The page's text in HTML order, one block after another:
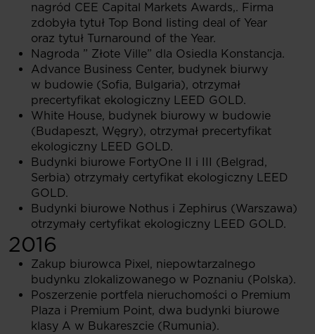
nagród CEE Capital Markets Awards,. Firma
zdobyła tytuł Top Bond listing deal of Year
oraz tytuł Turnaround of the Year.
Nagroda ” Złote Ville” dla Osiedla Konstancja.
Advance Business Center, budynek biurwy
w budowie (Sofia, Bulgaria), otrzymał
precertyfikat ekologiczny LEED GOLD.
White House, budynek biurowy w budowie
(Budapeszt, Węgry), otrzymał precertyfikat
ekologiczny LEED GOLD.
Budynki biurowe FortyOne II i III (Belgrad,
Serbia) otrzymały certyfikat ekologiczny LEED
GOLD.
Budynki biurowe Nothus i Zephirus (Warszawa)
otrzymały certyfikat ekologiczny LEED GOLD.
2016
Zakup biurowca Pixel, niepowtarzalnego
budynku zlokalizowanego w Poznaniu (Polska).
Poszerzenie portfela nieruchomości o Premium
Plaza i Premium Point, dwa budynki biurowe
klasy A w Bukareszcie (Rumunia).